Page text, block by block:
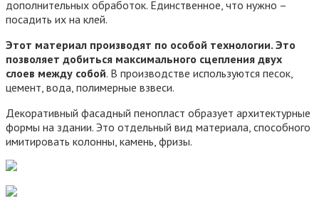
дополнительных обработок. Единственное, что нужно –
посадить их на клей.
Этот материал производят по особой технологии. Это
позволяет добиться максимального сцепления двух
слоев между собой. В производстве используются песок,
цемент, вода, полимерные взвеси.
Декоративный фасадный пенопласт образует архитектурные
формы на здании. Это отдельный вид материала, способного
имитировать колонны, камень, фризы.